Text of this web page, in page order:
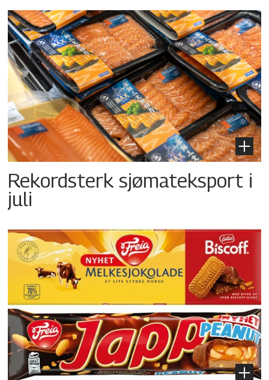
Rekordsterk sjømateksport i
juli